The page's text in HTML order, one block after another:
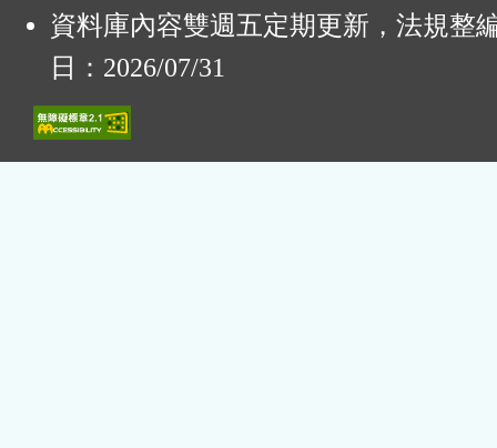
資料庫內容雙週五定期更新，法規整
日：2026/07/31